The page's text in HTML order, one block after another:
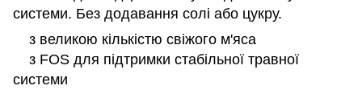
системи. Без додавання солі або цукру.
з великою кількістю свіжого м'яса
з FOS для підтримки стабільної травної
системи